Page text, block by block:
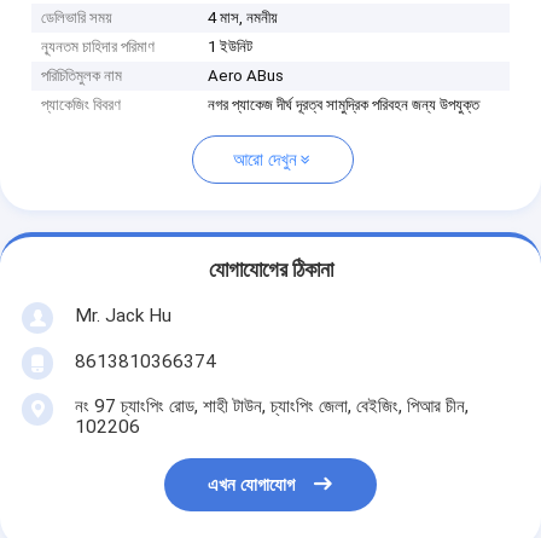
ডেলিভারি সময়
4 মাস, নমনীয়
ন্যূনতম চাহিদার পরিমাণ
1 ইউনিট
পরিচিতিমুলক নাম
Aero ABus
প্যাকেজিং বিবরণ
নগর প্যাকেজ দীর্ঘ দূরত্ব সামুদ্রিক পরিবহন জন্য উপযুক্ত
আরো দেখুন
যোগাযোগের ঠিকানা
Mr. Jack Hu
8613810366374
নং 97 চ্যাংপিং রোড, শাহী টাউন, চ্যাংপিং জেলা, বেইজিং, পিআর চীন,
102206
এখন যোগাযোগ